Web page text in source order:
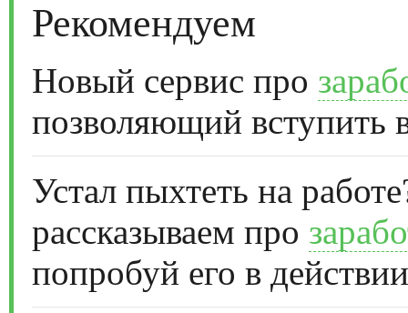
Рекомендуем
Новый сервис про
позволяющий вступить
Устал пыхтеть на
рассказываем про
попробуй его в